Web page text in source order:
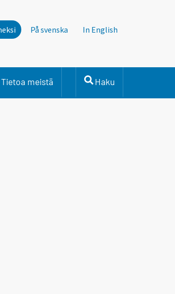
På svenska In English
Tietoa meistä Haku